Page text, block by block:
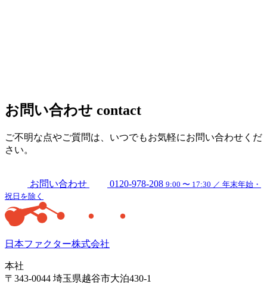
お問い合わせ contact
ご不明な点やご質問は、いつでもお気軽にお問い合わせくだ
さい。
お問い合わせ 0120-978-208 9:00 〜 17:30 ／ 年末年始・
祝日を除く
日本ファクター株式会社
本社
〒343-0044 埼玉県越谷市大泊430-1